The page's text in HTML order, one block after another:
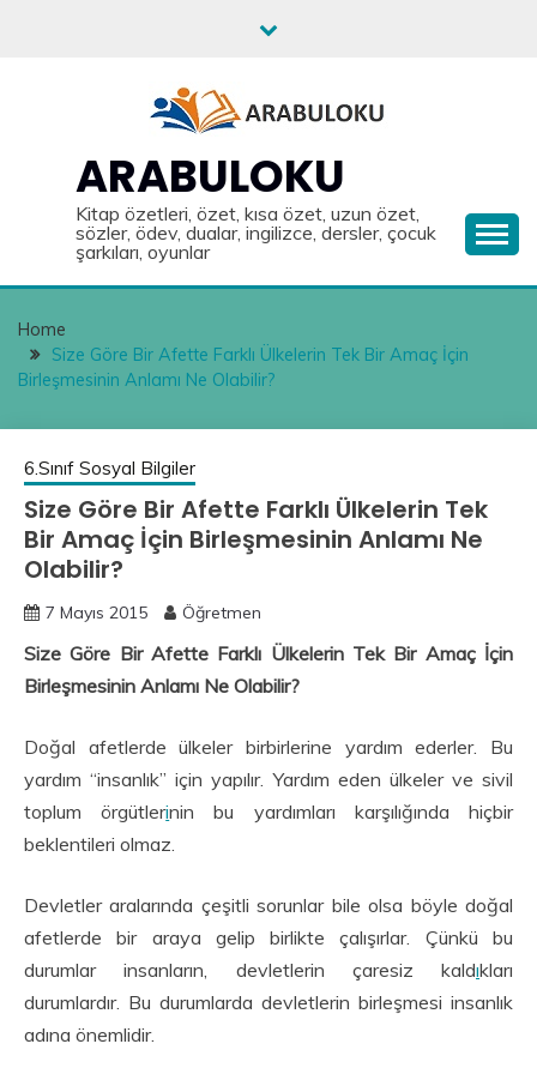
ARABULOKU
Kitap özetleri, özet, kısa özet, uzun özet,
sözler, ödev, dualar, ingilizce, dersler, çocuk
şarkıları, oyunlar
Home
Size Göre Bir Afette Farklı Ülkelerin Tek Bir Amaç İçin
Birleşmesinin Anlamı Ne Olabilir?
6.Sınıf Sosyal Bilgiler
Size Göre Bir Afette Farklı Ülkelerin Tek
Bir Amaç İçin Birleşmesinin Anlamı Ne
Olabilir?
7 Mayıs 2015 Öğretmen
Size Göre Bir Afette Farklı Ülkelerin Tek Bir Amaç İçin
Birleşmesinin Anlamı Ne Olabilir?
Doğal afetlerde ülkeler birbirlerine yardım ederler. Bu
yardım “insanlık” için yapılır. Yardım eden ülkeler ve sivil
toplum örgütlerinin bu yardımları karşılığında hiçbir
beklentileri olmaz.
Devletler aralarında çeşitli sorunlar bile olsa böyle doğal
afetlerde bir araya gelip birlikte çalışırlar. Çünkü bu
durumlar insanların, devletlerin çaresiz kaldıkları
durumlardır. Bu durumlarda devletlerin birleşmesi insanlık
adına önemlidir.